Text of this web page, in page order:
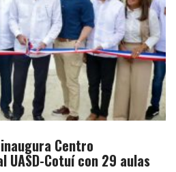
Centro
UASD-Cotuí con 29 aulas